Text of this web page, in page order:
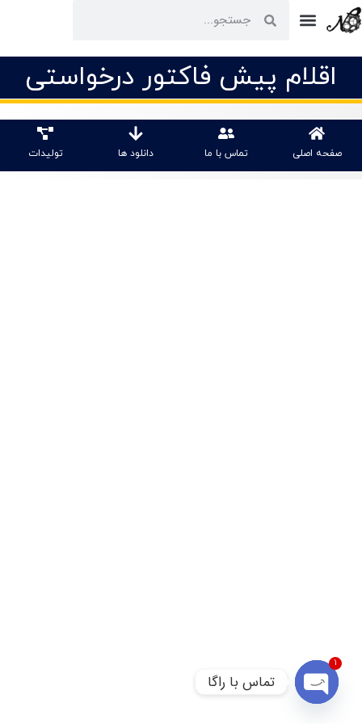
اقلام پیش فاکتور درخواستی
صفحه اصلی تماس با ما دانلود ها تولیدات
تماس با راگا
1